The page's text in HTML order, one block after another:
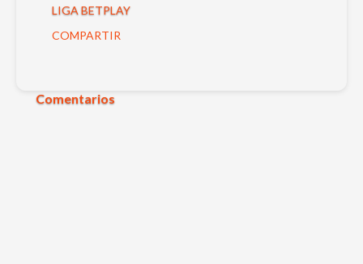
LIGA BETPLAY
COMPARTIR
Comentarios